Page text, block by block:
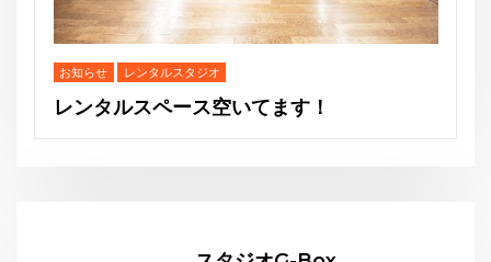
Website:https://gbox-tango.com